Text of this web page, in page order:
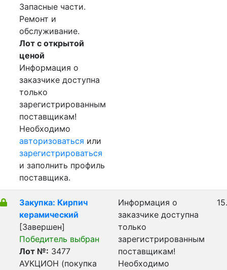
Запасные части.
Ремонт и
обслуживание.
Лот с открытой
ценой
Информация о
заказчике доступна
только
зарегистрированным
поставщикам!
Необходимо
авторизоваться или
зарегистрироваться
и заполнить профиль
поставщика.
Закупка: Кирпич
керамический
[Завершен]
Победитель выбран
Лот №: 3477
АУКЦИОН (покупка
Информация о
заказчике доступна
только
зарегистрированным
поставщикам!
Необходимо